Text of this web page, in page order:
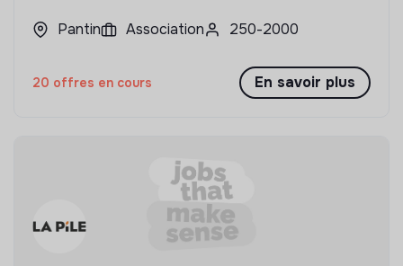
Pantin Association 250-2000
20 offres en cours En savoir plus